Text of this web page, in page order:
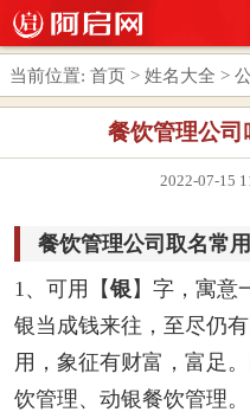
当前位置: 首页 > 姓名大全 >
餐饮管理公
2022-07-15
餐饮管理公司取名常
1、可用【银 】字，寓意
银当成钱来往，至尽仍
用，象征有财富，富足
饮管理、动银餐饮管理。